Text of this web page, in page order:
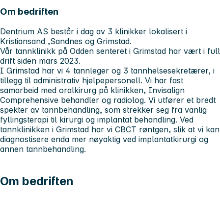
Om bedriften
Dentrium AS består i dag av 3 klinikker lokalisert i
Kristiansand ,Sandnes og Grimstad.
Vår tannklinikk på Odden senteret i Grimstad har vært i full
drift siden mars 2023.
I Grimstad har vi 4 tannleger og 3 tannhelsesekretærer, i
tillegg til administrativ hjelpepersonell. Vi har fast
samarbeid med oralkirurg på klinikken, Invisalign
Comprehensive behandler og radiolog. Vi utfører et bredt
spekter av tannbehandling, som strekker seg fra vanlig
fyllingsterapi til kirurgi og implantat behandling. Ved
tannklinikken i Grimstad har vi CBCT røntgen, slik at vi kan
diagnostisere enda mer nøyaktig ved implantatkirurgi og
annen tannbehandling.
Om bedriften